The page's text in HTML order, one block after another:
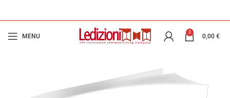
MENU
0
0,00 €